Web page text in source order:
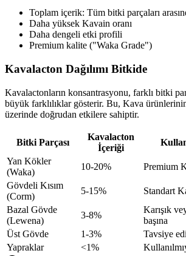
Toplam içerik: Tüm bitki parçaları
Daha yüksek Kavain oranı
Daha dengeli etki profili
Premium kalite ("Waka Grade")
Kavalacton Dağılımı Bitkide
Kavalactonların konsantrasyonu, farklı bitki
büyük farklılıklar gösterir. Bu, Kava
üzerinde doğrudan etkilere sahiptir.
Bitki Parçası
Kavalacton
İçeriği
Yan Kökler
(Waka)
10-20% Premium
Gövdeli Kısım
(Corm)
5-15% Standart
Bazal Gövde
(Lewena)
3-8%
Karışık
başına
Üst Gövde
1-3% Tavsiye
Yapraklar
<1%